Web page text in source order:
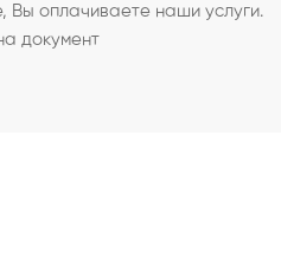
Вы оплачиваете наши услуги.
документ